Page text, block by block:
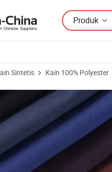
Produk
Sintetis Kain 100% Polyester
Celana Pria Mewah Italia